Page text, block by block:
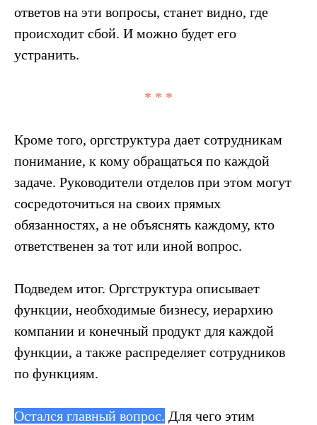
ответов на эти вопросы, станет видно, где
происходит сбой. И можно будет его
устранить.
* * *
Кроме того, оргструктура дает сотрудникам
понимание, к кому обращаться по каждой
задаче. Руководители отделов при этом могут
сосредоточиться на своих прямых
обязанностях, а не объяснять каждому, кто
ответственен за тот или иной вопрос.
Подведем итог. Оргструктура описывает
функции, необходимые бизнесу, иерархию
компании и конечный продукт для каждой
функции, а также распределяет сотрудников
по функциям.
Остался главный вопрос. Для чего этим